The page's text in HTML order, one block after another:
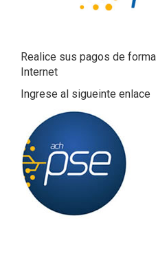
Realice sus pagos de
Internet
Ingrese al sigueinte enlace